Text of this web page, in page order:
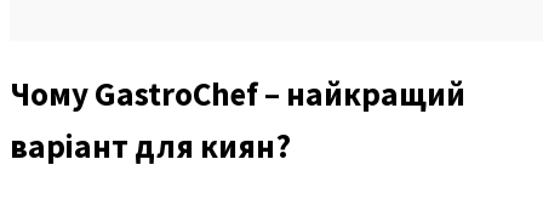
Чому GastroChef – найкращий
варіант для киян?